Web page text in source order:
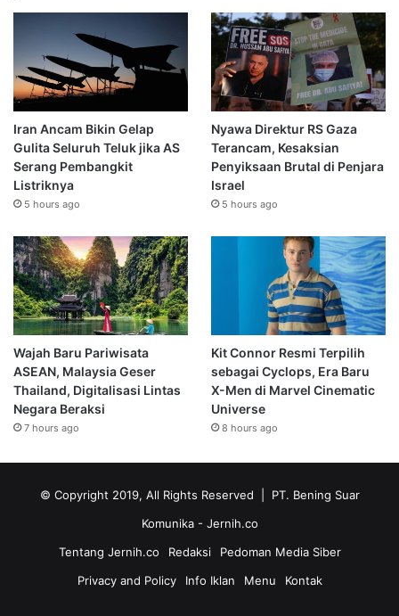
Iran Ancam Bikin Gelap
Gulita Seluruh Teluk jika AS
Serang Pembangkit
Listriknya
5 hours ago
Nyawa Direktur RS Gaza
Terancam, Kesaksian
Penyiksaan Brutal di Penjara
Israel
5 hours ago
Wajah Baru Pariwisata
ASEAN, Malaysia Geser
Thailand, Digitalisasi Lintas
Negara Beraksi
7 hours ago
Kit Connor Resmi Terpilih
sebagai Cyclops, Era Baru
X-Men di Marvel Cinematic
Universe
8 hours ago
© Copyright 2019, All Rights Reserved | PT. Bening Suar
Komunika - Jernih.co
Tentang Jernih.co
Redaksi
Pedoman Media Siber
Privacy and Policy
Info Iklan Menu Kontak